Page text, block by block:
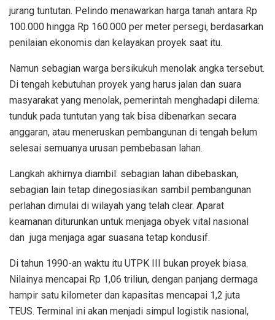
jurang tuntutan. Pelindo menawarkan harga tanah antara Rp
100.000 hingga Rp 160.000 per meter persegi, berdasarkan
penilaian ekonomis dan kelayakan proyek saat itu.
Namun sebagian warga bersikukuh menolak angka tersebut.
Di tengah kebutuhan proyek yang harus jalan dan suara
masyarakat yang menolak, pemerintah menghadapi dilema:
tunduk pada tuntutan yang tak bisa dibenarkan secara
anggaran, atau meneruskan pembangunan di tengah belum
selesai semuanya urusan pembebasan lahan.
Langkah akhirnya diambil: sebagian lahan dibebaskan,
sebagian lain tetap dinegosiasikan sambil pembangunan
perlahan dimulai di wilayah yang telah clear. Aparat
keamanan diturunkan untuk menjaga obyek vital nasional
dan juga menjaga agar suasana tetap kondusif.
Di tahun 1990-an waktu itu UTPK III bukan proyek biasa.
Nilainya mencapai Rp 1,06 triliun, dengan panjang dermaga
hampir satu kilometer dan kapasitas mencapai 1,2 juta
TEUS. Terminal ini akan menjadi simpul logistik nasional,